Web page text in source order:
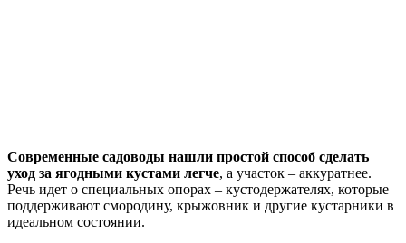
Современные садоводы нашли простой способ сделать
уход за ягодными кустами легче, а участок – аккуратнее.
Речь идет о специальных опорах – кустодержателях, которые
поддерживают смородину, крыжовник и другие кустарники в
идеальном состоянии.